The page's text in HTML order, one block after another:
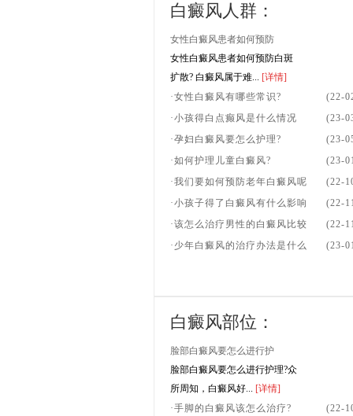
白癜风人群：
女性白癜风患者如何预防
女性白癜风患者如何预防白斑
扩散? 白癜风属于难... [详情]
(22-
·女性白癜风有哪些常识?
(23-
·小孩得白点癫风是什么情况
(23-
·孕妇白癜风要怎么护理?
(23-
·如何护理儿童白癜风?
(22-
·我们要如何预防老年白癜风呢
(22-
·小孩子得了白癜风有什么影响
(22-
·该怎么治疗男性的白癜风比较
(23-
·少年白癜风的治疗办法是什么
白癜风部位：
脸部白癜风要怎么进行护
脸部白癜风要怎么进行护理?众
所周知，白癜风好... [详情]
(22-
·手脚的白癜风该怎么治疗?